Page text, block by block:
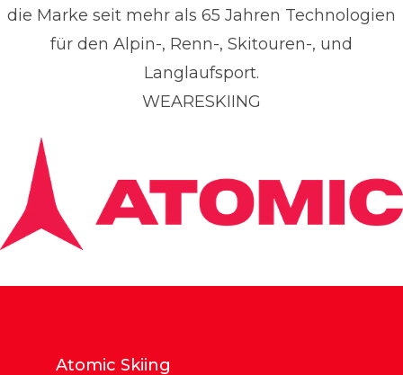
die Marke seit mehr als 65 Jahren Technologien
für den Alpin-, Renn-, Skitouren-, und
Langlaufsport.
WEARESKIING
Atomic Skiing